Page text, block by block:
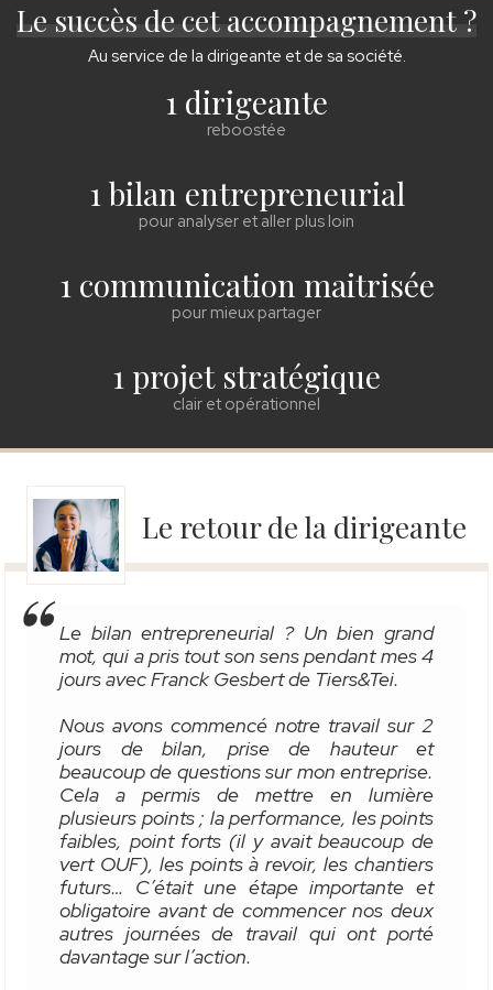
Le succès de cet accompagnement ?
Au service de la dirigeante et de sa société.
1 dirigeante
reboostée
1 bilan entrepreneurial
pour analyser et aller plus loin
1 communication maitrisée
pour mieux partager
1 projet stratégique
clair et opérationnel
Le retour de la dirigeante
Le bilan entrepreneurial ? Un bien grand
mot, qui a pris tout son sens pendant mes 4
jours avec Franck Gesbert de Tiers&Tei.
Nous avons commencé notre travail sur 2
jours de bilan, prise de hauteur et
beaucoup de questions sur mon entreprise.
Cela a permis de mettre en lumière
plusieurs points ; la performance, les points
faibles, point forts (il y avait beaucoup de
vert OUF), les points à revoir, les chantiers
futurs… C’était une étape importante et
obligatoire avant de commencer nos deux
autres journées de travail qui ont porté
davantage sur l’action.